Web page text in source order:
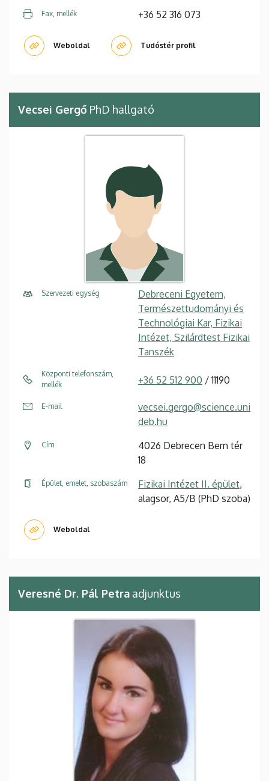
Fax, mellék +36 52 316 073
Weboldal Tudóstér profil
Vecsei Gergő PhD hallgató
Szervezeti egység
Debreceni Egyetem,
Természettudományi és
Technológiai Kar, Fizikai
Intézet, Szilárdtest Fizikai
Tanszék
Központi telefonszám,
mellék
+36 52 512 900 / 11190
E-mail
vecsei.gergo@science.uni
deb.hu
Cím
4026 Debrecen Bem tér
18
Épület, emelet, szobaszám Fizikai Intézet II. épület,
alagsor, A5/B (PhD szoba)
Weboldal
Veresné Dr. Pál Petra adjunktus